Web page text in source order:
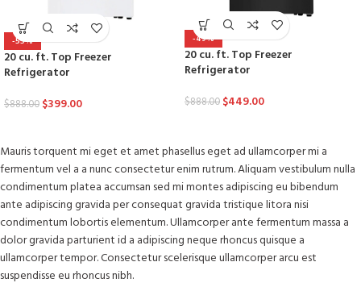
-55%
20 cu. ft. Top Freezer
Refrigerator
$888.00 $399.00
-49%
20 cu. ft. Top Freezer
Refrigerator
$888.00 $449.00
Mauris torquent mi eget et amet phasellus eget ad ullamcorper mi a
fermentum vel a a nunc consectetur enim rutrum. Aliquam vestibulum nulla
condimentum platea accumsan sed mi montes adipiscing eu bibendum
ante adipiscing gravida per consequat gravida tristique litora nisi
condimentum lobortis elementum. Ullamcorper ante fermentum massa a
dolor gravida parturient id a adipiscing neque rhoncus quisque a
ullamcorper tempor. Consectetur scelerisque ullamcorper arcu est
suspendisse eu rhoncus nibh.